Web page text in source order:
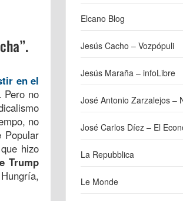
en el
Pero no
no
Popular
hizo
Trump
Elcano Blog
Jesús Cacho – Vozpópuli
Jesús Maraña – infoLibre
José Antonio Zarzalejos –
José Carlos Díez – El
La Repubblica
Le Monde